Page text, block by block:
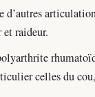
et raideur.
celles du